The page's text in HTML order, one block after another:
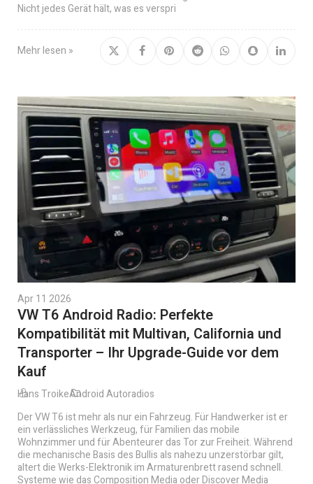
Nicht jedes Gerät hält, was es verspri
Mehr lesen »
Apr 11 2026
VW T6 Android Radio: Perfekte
Kompatibilität mit Multivan, California und
Transporter – Ihr Upgrade-Guide vor dem
Kauf
Hans TroikeAndroid Autoradios
Der VW T6 ist mehr als nur ein Fahrzeug. Für Handwerker ist er
ein verlässliches Werkzeug, für Familien das mobile
Wohnzimmer und für Abenteurer das Tor zur Freiheit. Während
die mechanische Basis des Bullis als nahezu unzerstörbar gilt,
altert die Werks-Elektronik im Armaturenbrett rasend schnell.
Systeme wie das Composition Media oder Discover Media